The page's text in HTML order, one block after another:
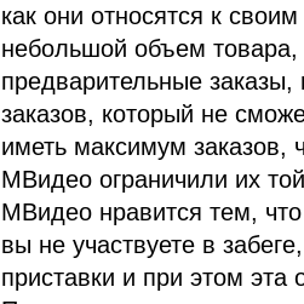
как они относятся к
небольшой объем товара,
предварительные заказы,
заказов, который не
иметь максимум заказов,
МВидео ограничили их
МВидео нравится тем,
вы не участвуете в
приставки и при этом эта